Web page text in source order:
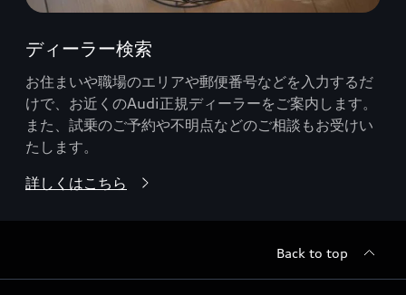
ディーラー検索
お住まいや職場のエリアや郵便番号などを入力するだ
けで、お近くのAudi正規ディーラーをご案内します。
また、試乗のご予約や不明点などのご相談もお受けい
たします。
詳しくはこちら
Back to top